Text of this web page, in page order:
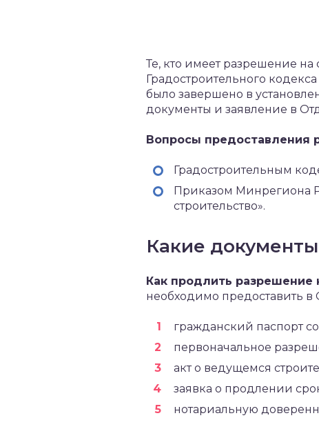
Те, кто имеет разрешение на
Градостроительного
было завершено в
документы и заявление в
Вопросы предоставления
Градостроительным
Приказом Минрегиона
строительство».
Какие
Как продлить разрешение
необходимо предоставить в
гражданский паспорт
первоначальное
акт о ведущемся
заявка о продлении
нотариальную